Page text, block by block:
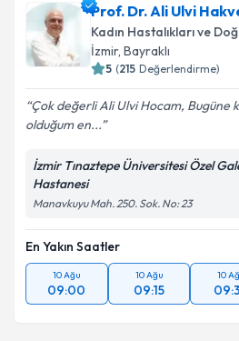
Prof. Dr. Ali Ulvi
Kadın Hastalıkları ve
İzmir, Bayraklı
5 (215 Değerlendirme)
Çok değerli Ali Ulvi Hocam, Bugüne
olduğum en...
İzmir Tınaztepe Üniversitesi Özel
Hastanesi
Manavkuyu Mah. 250. Sok. No: 23
En Yakın Saatler
10 Ağu
09:00
10 Ağu
09:15
10